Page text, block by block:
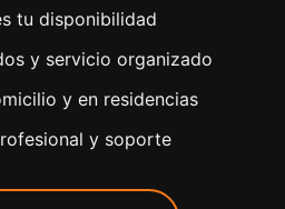
tu disponibilidad
y servicio organizado
y en residencias
y soporte